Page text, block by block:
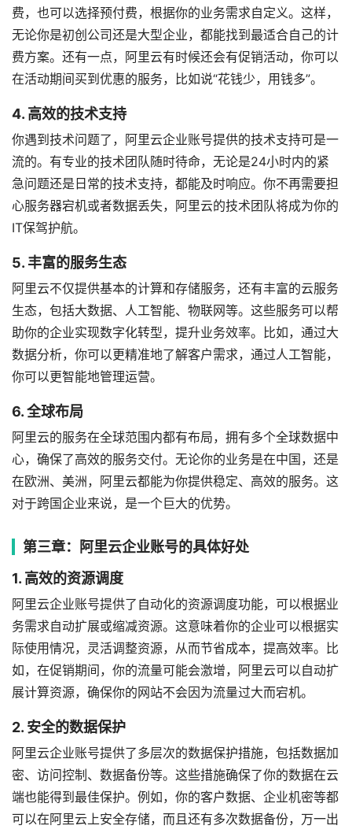
费，也可以选择预付费，根据你的业务需求自定义。这样，
无论你是初创公司还是大型企业，都能找到最适合自己的计
费方案。还有一点，阿里云有时候还会有促销活动，你可以
在活动期间买到优惠的服务，比如说“花钱少，用钱多”。
4. 高效的技术支持
你遇到技术问题了，阿里云企业账号提供的技术支持可是一
流的。有专业的技术团队随时待命，无论是24小时内的紧
急问题还是日常的技术支持，都能及时响应。你不再需要担
心服务器宕机或者数据丢失，阿里云的技术团队将成为你的
IT保驾护航。
5. 丰富的服务生态
阿里云不仅提供基本的计算和存储服务，还有丰富的云服务
生态，包括大数据、人工智能、物联网等。这些服务可以帮
助你的企业实现数字化转型，提升业务效率。比如，通过大
数据分析，你可以更精准地了解客户需求，通过人工智能，
你可以更智能地管理运营。
6. 全球布局
阿里云的服务在全球范围内都有布局，拥有多个全球数据中
心，确保了高效的服务交付。无论你的业务是在中国，还是
在欧洲、美洲，阿里云都能为你提供稳定、高效的服务。这
对于跨国企业来说，是一个巨大的优势。
第三章：阿里云企业账号的具体好处
1. 高效的资源调度
阿里云企业账号提供了自动化的资源调度功能，可以根据业
务需求自动扩展或缩减资源。这意味着你的企业可以根据实
际使用情况，灵活调整资源，从而节省成本，提高效率。比
如，在促销期间，你的流量可能会激增，阿里云可以自动扩
展计算资源，确保你的网站不会因为流量过大而宕机。
2. 安全的数据保护
阿里云企业账号提供了多层次的数据保护措施，包括数据加
密、访问控制、数据备份等。这些措施确保了你的数据在云
端也能得到最佳保护。例如，你的客户数据、企业机密等都
可以在阿里云上安全存储，而且还有多次数据备份，万一出